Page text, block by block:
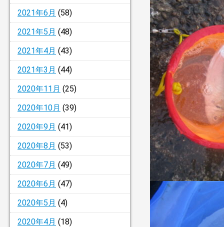
2021年6月 (58)
2021年5月 (48)
2021年4月 (43)
2021年3月 (44)
2020年11月 (25)
2020年10月 (39)
2020年9月 (41)
2020年8月 (53)
2020年7月 (49)
2020年6月 (47)
2020年5月 (4)
2020年4月 (18)